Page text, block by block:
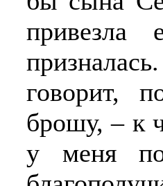
говорит,
брошу, – к
у меня